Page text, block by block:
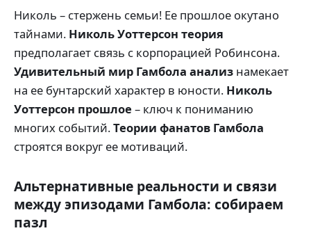
Николь – стержень семьи! Ее прошлое окутано
тайнами. Николь Уоттерсон теория
предполагает связь с корпорацией Робинсона.
Удивительный мир Гамбола анализ намекает
на ее бунтарский характер в юности. Николь
Уоттерсон прошлое – ключ к пониманию
многих событий.Теории фанатов Гамбола
строятся вокруг ее мотиваций.
Альтернативные реальности и связи
между эпизодами Гамбола: собираем
пазл